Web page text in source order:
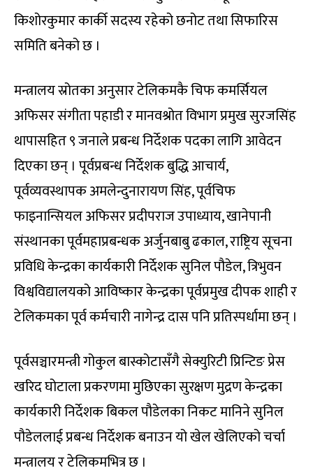
किशोरकुमार कार्की सदस्य रहेको छनोट तथा सिफारिस
समिति बनेको छ ।
मन्त्रालय स्रोतका अनुसार टेलिकमकै चिफ कमर्सियल
अफिसर संगीता पहाडी र मानवश्रोत विभाग प्रमुख सुरजसिंह
थापासहित ९ जनाले प्रबन्ध निर्देशक पदका लागि आवेदन
दिएका छन् । पूर्वप्रबन्ध निर्देशक बुद्धि आचार्य,
पूर्वव्यवस्थापक अमलेन्दुनारायण सिंह, पूर्वचिफ
फाइनान्सियल अफिसर प्रदीपराज उपाध्याय, खानेपानी
संस्थानका पूर्वमहाप्रबन्धक अर्जुनबाबु ढकाल, राष्ट्रिय सूचना
प्रविधि केन्द्रका कार्यकारी निर्देशक सुनिल पौडेल, त्रिभुवन
विश्वविद्यालयको आविष्कार केन्द्रका पूर्वप्रमुख दीपक शाही र
टेलिकमका पूर्व कर्मचारी नागेन्द्र दास पनि प्रतिस्पर्धामा छन् ।
पूर्वसञ्चारमन्त्री गोकुल बास्कोटासँगै सेक्युरिटी प्रिन्टिङ प्रेस
खरिद घोटाला प्रकरणमा मुछिएका सुरक्षण मुद्रण केन्द्रका
कार्यकारी निर्देशक बिकल पौडेलका निकट मानिने सुनिल
पौडेललाई प्रबन्ध निर्देशक बनाउन यो खेल खेलिएको चर्चा
मन्त्रालय र टेलिकमभित्र छ ।